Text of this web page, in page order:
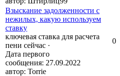
Взыскание задолженности с
нежилых, какую используем
ставку
ключевая ставка для расчета
пени сейчас ·
Дата первого
сообщения: 27.09.2022
автор: Torrie
0